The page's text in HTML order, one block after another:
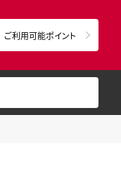
ご利用可能ポイント